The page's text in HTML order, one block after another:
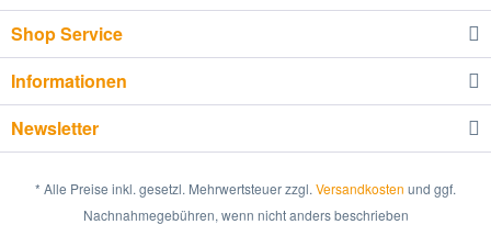
Shop Service
Informationen
Newsletter
* Alle Preise inkl. gesetzl. Mehrwertsteuer zzgl. Versandkosten und ggf.
Nachnahmegebühren, wenn nicht anders beschrieben